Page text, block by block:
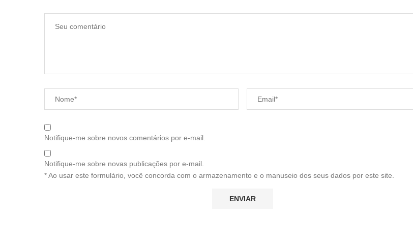
Notifique-me sobre novos comentários por e-mail.
Notifique-me sobre novas publicações por e-mail.
* Ao usar este formulário, você concorda com o armazenamento e o manuseio dos seus dados por este site.